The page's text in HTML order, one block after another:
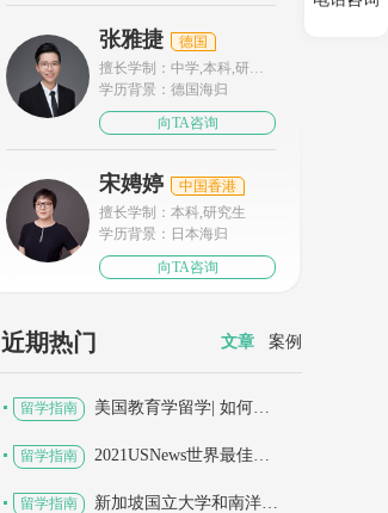
张雅捷
德国
擅长学制：中学,本科,研究
生
学历背景：德国海归
向TA咨询
宋娉婷
中国香港
擅长学制：本科,研究生
学历背景：日本海归
向TA咨询
近期热门 文章 案例
留学指南
美国教育学留学| 如何录
学项目？
留学指南
2021USNews世界最佳大
加坡上榜大学有哪些？
留学指南
新加坡国立大学和南洋理